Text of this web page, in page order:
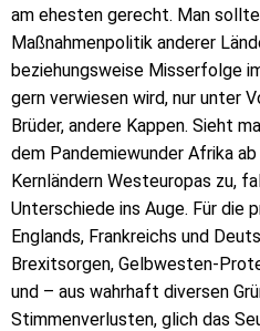
am ehesten gerecht. Man
Maßnahmenpolitik anderer
beziehungsweise Misserfolge
gern verwiesen wird, nur unter
Brüder, andere Kappen. Sieht
dem Pandemiewunder Afrika
Kernländern Westeuropas zu,
Unterschiede ins Auge. Für die
Englands, Frankreichs und
Brexitsorgen, Gelbwesten-
und – aus wahrhaft diversen
Stimmenverlusten, glich das